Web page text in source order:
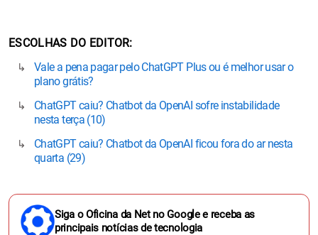
ESCOLHAS DO EDITOR
Vale a pena pagar pelo ChatGPT Plus ou é melhor usar o
plano grátis?
ChatGPT caiu? Chatbot da OpenAI sofre instabilidade
nesta terça (10)
ChatGPT caiu? Chatbot da OpenAI ficou fora do ar nesta
quarta (29)
Siga o Oficina da Net no Google e receba as
principais notícias de tecnologia